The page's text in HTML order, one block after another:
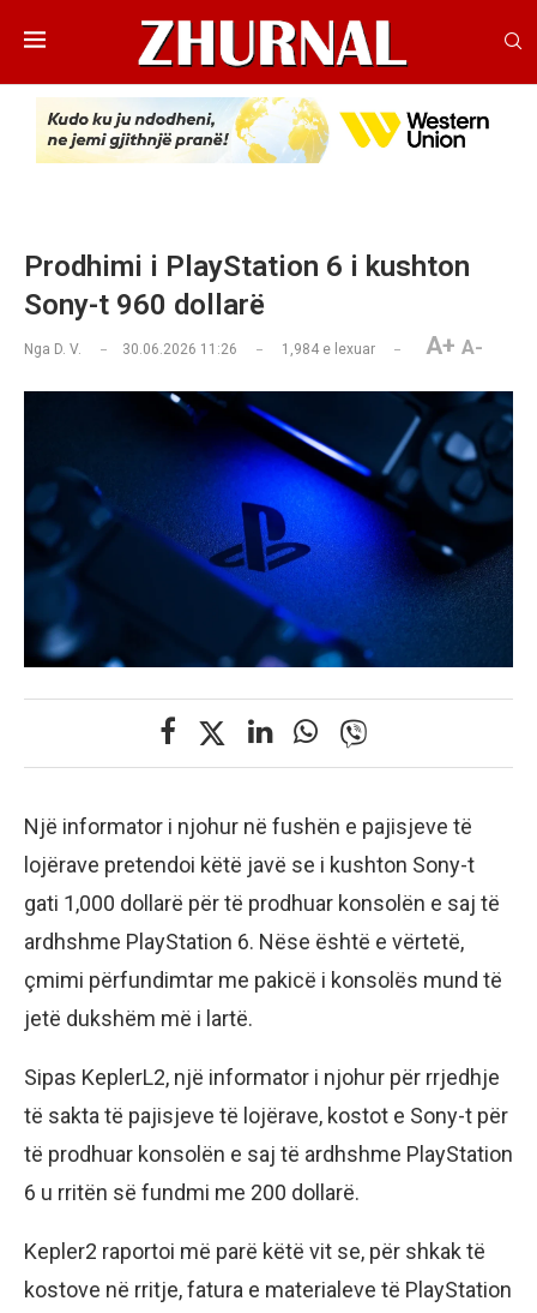
Prodhimi i PlayStation 6 i kushton
Sony-t 960 dollarë
Nga D. V. 30.06.2026 11:26 1,984 e lexuar A+ A-
Një informator i njohur në fushën e pajisjeve të
lojërave pretendoi këtë javë se i kushton Sony-t
gati 1,000 dollarë për të prodhuar konsolën e saj të
ardhshme PlayStation 6. Nëse është e vërtetë,
çmimi përfundimtar me pakicë i konsolës mund të
jetë dukshëm më i lartë.
Sipas KeplerL2, një informator i njohur për rrjedhje
të sakta të pajisjeve të lojërave, kostot e Sony-t për
të prodhuar konsolën e saj të ardhshme PlayStation
6 u rritën së fundmi me 200 dollarë.
Kepler2 raportoi më parë këtë vit se, për shkak të
kostove në rritje, fatura e materialeve të PlayStation